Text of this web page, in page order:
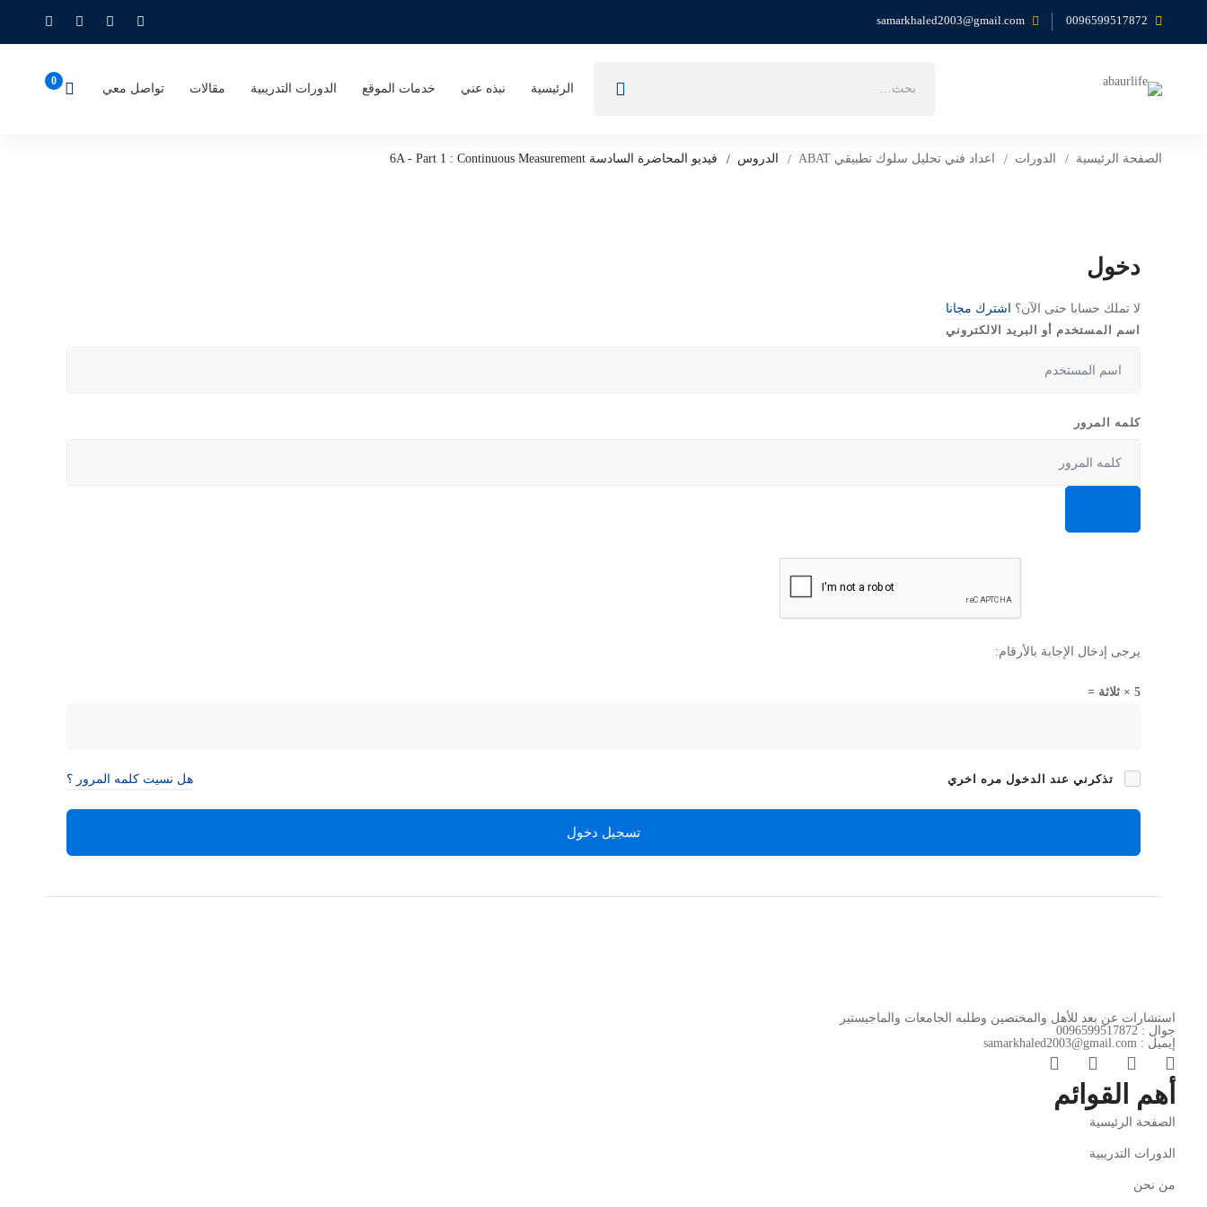
0096599517872
samarkhaled2003@gmail.com
الرئيسية نبذه عني خدمات الموقع الدورات التدريبية مقالات تواصل معي
الصفحة الرئيسية الدورات اعداد فني تحليل سلوك تطبيقي ABAT الدروس فيديو المحاضرة السادسة 6A - Part 1 : Continuous Measurement
دخول
لا تملك حسابا حتى الآن؟
اشترك مجانا
اسم المستخدم أو البريد الالكتروني
كلمه المرور
يرجى إدخال الإجابة بالأرقام:
5 × ثلاثة =
تذكرني عند الدخول مره اخري هل نسيت كلمه المرور ؟
تسجيل دخول
استشارات عن بعد للأهل والمختصين وطلبه الجامعات والماجيستير
جوال : 0096599517872
إيميل : samarkhaled2003@gmail.com
أهم القوائم
الصفحة الرئيسية
الدورات التدريبية
من نحن